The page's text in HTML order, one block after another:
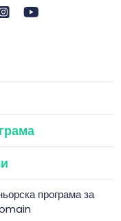
програма за